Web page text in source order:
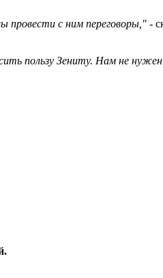
провести с ним переговоры," -
пользу Зениту. Нам не